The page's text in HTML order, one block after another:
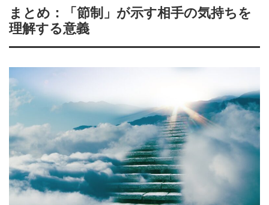
まとめ：「節制」が示す相手の気持ちを
理解する意義